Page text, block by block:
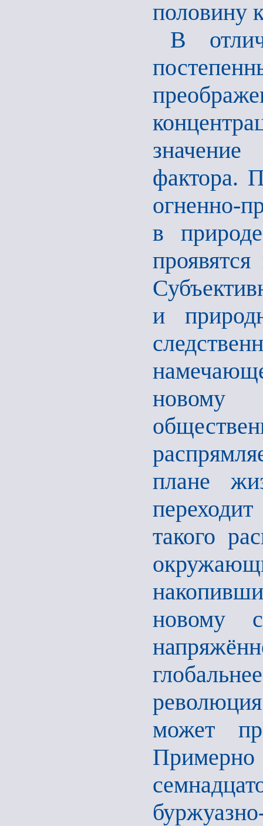
половину
В
фактора.
огненно-
в
и
новому
плане
такого
новому
может